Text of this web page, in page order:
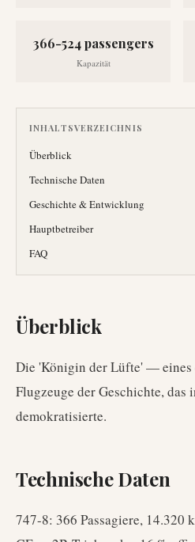
366-524 passengers
Kapazität
INHALTSVERZEICHNIS
Überblick
Technische Daten
Geschichte & Entwicklung
Hauptbetreiber
FAQ
Überblick
Die 'Königin der Lüfte' — eines
Flugzeuge der Geschichte, das
demokratisierte.
Technische Daten
747-8: 366 Passagiere, 14.320